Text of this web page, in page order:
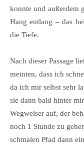
konnte und außerdem
Hang entlang – das
die Tiefe.
Nach dieser Passage
meinten, dass ich
da ich mir selbst sehr
sie dann bald hinter
Wegweiser auf, der
noch 1 Stunde zu
schmalen Pfad dann